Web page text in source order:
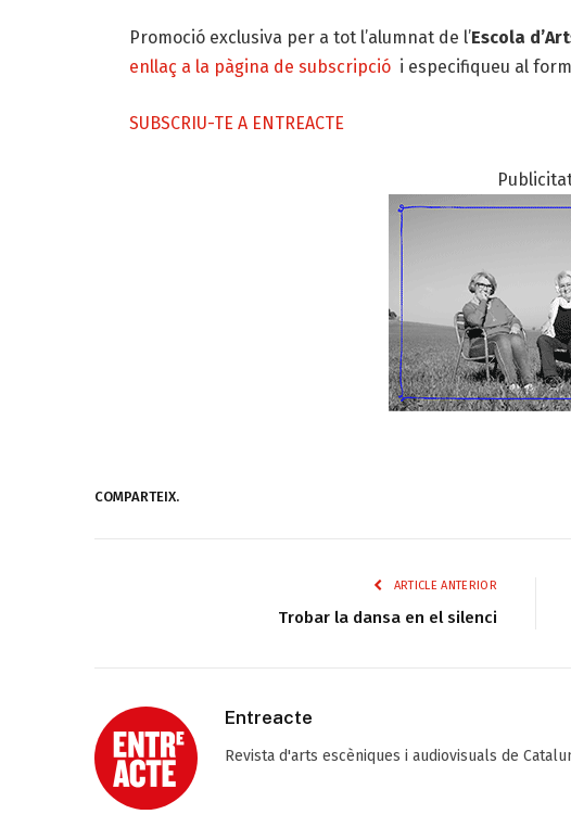
Promoció exclusiva per a tot l’alumnat de l’Escola
enllaç a la pàgina de subscripciói especifiqueu al
SUBSCRIU-TE A ENTREACTE
COMPARTEIX.
ARTICLE ANTERIOR
Trobar la dansa en el silenci
Entreacte
Revista d'arts escèniques i audiovisuals de